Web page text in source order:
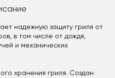
надежную защиту гриля от
в том числе от дождя,
и механических
хранения гриля. Создан